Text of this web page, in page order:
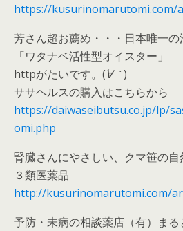
https://kusurinomarutomi.com/
芳さん超お薦め・・・日本唯一
「ワタナベ活性型オイスター」
httpがたいです。(´∀｀)
ササヘルスの購入はこちらから
https://daiwaseibutsu.co.jp/lp/
omi.php
腎臓さんにやさしい、クマ笹の
３類医薬品
http://kusurinomarutomi.com/
予防・未病の相談薬店（有）まる